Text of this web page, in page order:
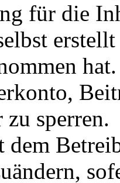
für die
zu sperren.
dem